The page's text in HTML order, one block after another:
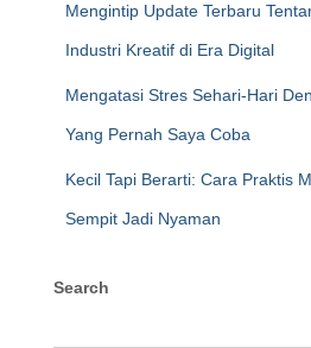
Mengintip Update Terbaru
Industri Kreatif di Era Digital
Mengatasi Stres Sehari-Hari
Yang Pernah Saya Coba
Kecil Tapi Berarti: Cara Praktis
Sempit Jadi Nyaman
Search